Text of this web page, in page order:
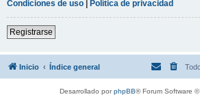
Condiciones de uso | Política de privacidad
Registrarse
Inicio Índice general
Desarrollado porphpBB® Forum Software